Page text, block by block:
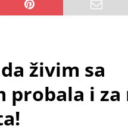
živim sa
i za